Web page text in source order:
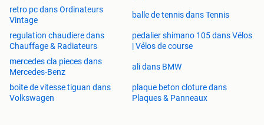
🐔Meer kippenrassen of toebehoren bekijken?
Kijk ook eens onze andere advertenties of bezoek onze
website voor het volledige aanbod:
🌐 Dekippenspecialist.
Wij adviseren om vooraf even te bellen, zodat u zeker weet
retro pc dans Ordinateurs
Vintage
balle de tennis dans Tennis
regulation chaudiere dans
Chauffage & Radiateurs
pedalier shimano 105 dans Vélos
| Vélos de course
mercedes cla pieces dans
Mercedes-Benz
ali dans BMW
boite de vitesse tiguan dans
Volkswagen
plaque beton cloture dans
Plaques & Panneaux